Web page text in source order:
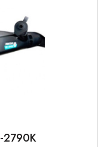
2790K